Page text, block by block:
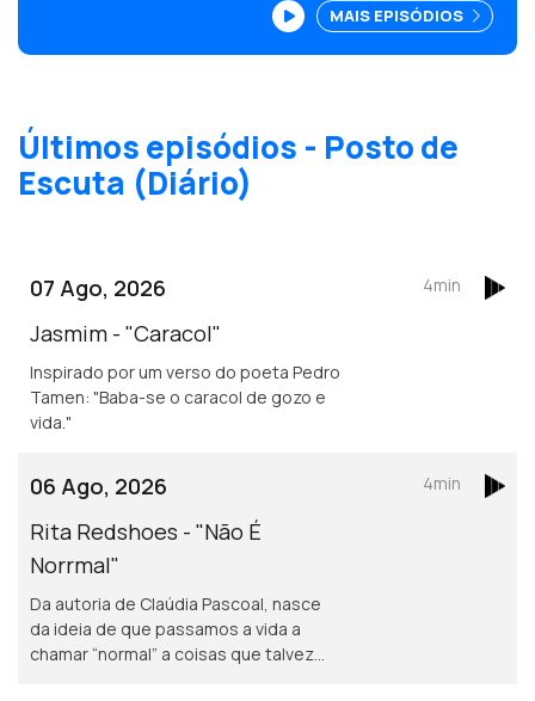
vulneráveis e que não temos de
esconder o que sentimos quando
estamos mais frágeis.
MAIS EPISÓDIOS
Últimos episódios - Posto de
Escuta (Diário)
07 Ago, 2026
Jasmim - "Caracol"
Inspirado por um verso do poeta Pedro
Tamen: "Baba-se o caracol de gozo e
vida."
4min
06 Ago, 2026
Rita Redshoes - "Não É
Norrmal"
Da autoria de Claúdia Pascoal, nasce
da ideia de que passamos a vida a
chamar “normal” a coisas que talvez
4min